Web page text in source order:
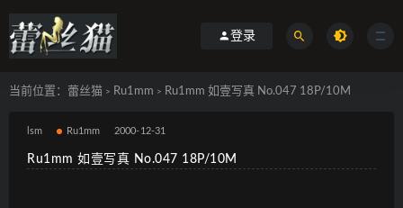
登录
当前位置： 蕾丝猫 > Ru1mm > Ru1mm 如壹写真 No.047 18P/10M
lsm Ru1mm 2000-12-31
Ru1mm 如壹写真 No.047 18P/10M